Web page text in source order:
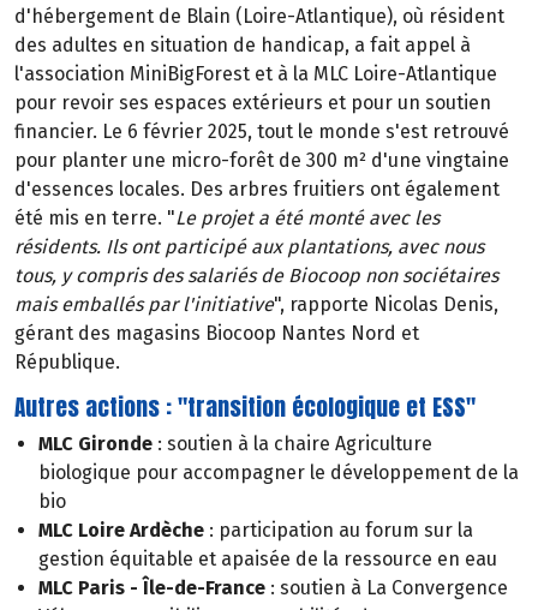
d'hébergement de Blain (Loire-Atlantique), où résident
des adultes en situation de handicap, a fait appel à
l'association MiniBigForest et à la MLC Loire-Atlantique
pour revoir ses espaces extérieurs et pour un soutien
financier. Le 6 février 2025, tout le monde s'est retrouvé
pour planter une micro-forêt de 300 m² d'une vingtaine
d'essences locales. Des arbres fruitiers ont également
été mis en terre. "Le projet a été monté avec les
résidents. Ils ont participé aux plantations, avec nous
tous, y compris des salariés de Biocoop non sociétaires
mais emballés par l'initiative", rapporte Nicolas Denis,
gérant des magasins Biocoop Nantes Nord et
République.
Autres actions : "transition écologique et ESS"
MLC Gironde : soutien à la chaire Agriculture
biologique pour accompagner le développement de la
bio
MLC Loire Ardèche : participation au forum sur la
gestion équitable et apaisée de la ressource en eau
MLC Paris - Île-de-France : soutien à La Convergence